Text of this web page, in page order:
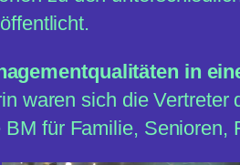
in
waren sich die
für Familie,